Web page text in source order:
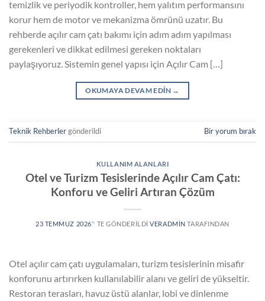
temizlik ve periyodik kontroller, hem yalıtım performansını
korur hem de motor ve mekanizma ömrünü uzatır. Bu
rehberde açılır cam çatı bakımı için adım adım yapılması
gerekenleri ve dikkat edilmesi gereken noktaları
paylaşıyoruz. Sistemin genel yapısı için Açılır Cam […]
OKUMAYA DEVAM EDIN →
Teknik Rehberlergönderildi Bir yorum bırak
KULLANIM ALANLARI
Otel ve Turizm Tesislerinde Açılır Cam Çatı:
Konforu ve Geliri Artıran Çözüm
23 TEMMUZ 2026’' TE GÖNDERILDI VERADMIN TARAFINDAN
Otel açılır cam çatı uygulamaları, turizm tesislerinin misafir
konforunu artırırken kullanılabilir alanı ve geliri de yükseltir.
Restoran terasları, havuz üstü alanlar, lobi ve dinlenme